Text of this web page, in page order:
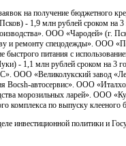
на получение бюджетного
- 1,9 млн рублей сроком на 3
ООО «Чародей» (г.
и ремонту спецодежды». ООО
быстрого питания с
- 1,1 млн рублей сроком на 3
ООО «Великолукский завод
Bocsh-автосервис». ООО
морозильных ларей». ООО
комплекса по выпуску клееного
инвестиционной политики и